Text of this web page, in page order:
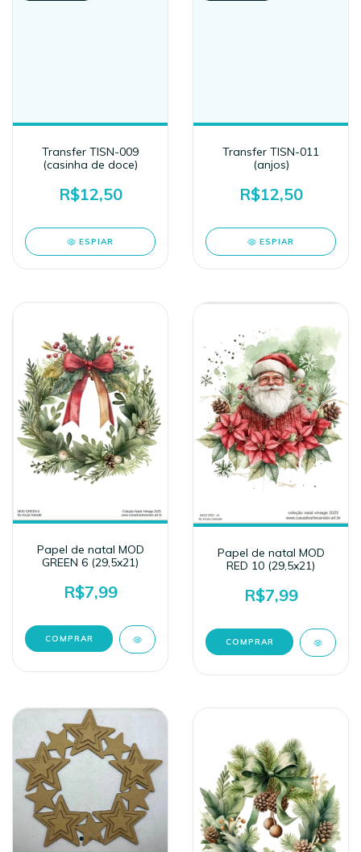
Transfer TISN-009
(casinha de doce)
R$12,50
ESPIAR
Transfer TISN-011
(anjos)
R$12,50
ESPIAR
Papel de natal MOD
GREEN 6 (29,5x21)
R$7,99
Papel de natal MOD
RED 10 (29,5x21)
R$7,99